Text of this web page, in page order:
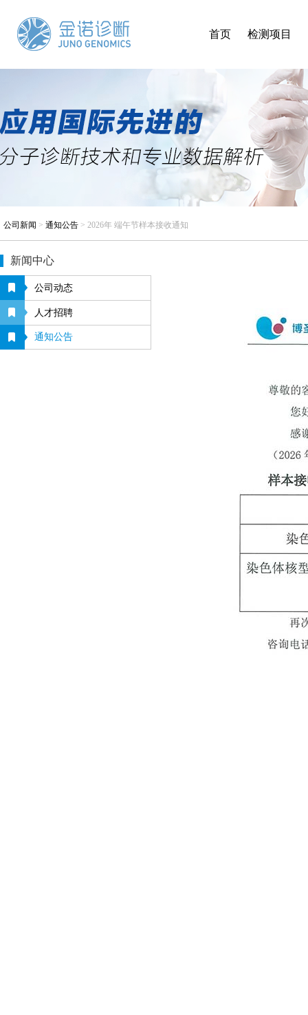
首页 检测项目
公司新闻 > 通知公告 > 2026年 端午节样本接收通知
新闻中心
公司动态
人才招聘
通知公告